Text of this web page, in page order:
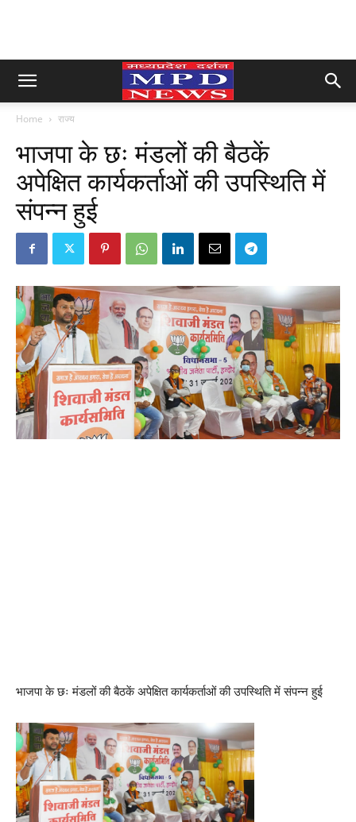
Home राज्य
भाजपा के छः मंडलों की बैठकें
अपेक्षित कार्यकर्ताओं की उपस्थिति में
संपन्न हुई
भाजपा के छः मंडलों की बैठकें अपेक्षित कार्यकर्ताओं की उपस्थिति में संपन्न हुई